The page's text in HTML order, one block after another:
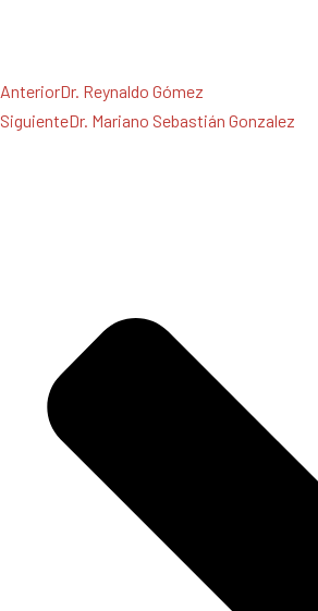
AnteriorDr. Reynaldo Gómez
SiguienteDr. Mariano Sebastián Gonzalez